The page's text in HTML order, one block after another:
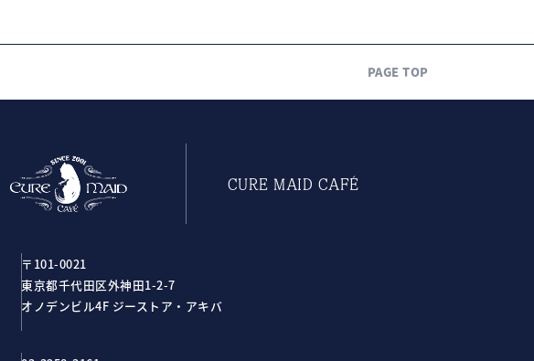
PAGE TOP
CURE MAID CAFÉ
〒101-0021
東京都千代田区外神田1-2-7
オノデンビル4F ジーストア・アキバ